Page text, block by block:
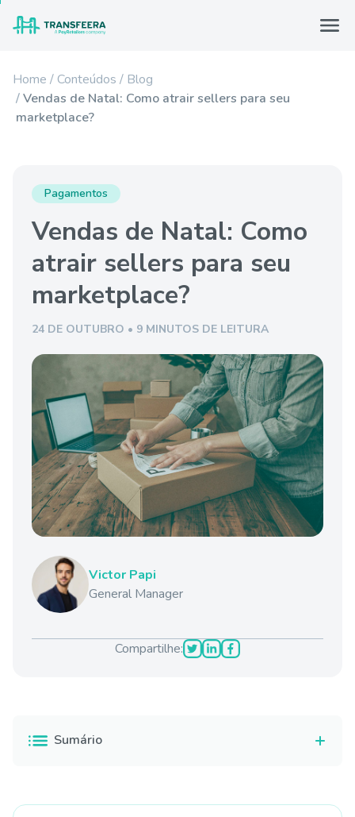
Home Conteúdos
Blog
Vendas de Natal: Como atrair sellers para seu
marketplace?
Pagamentos
Vendas de Natal: Como
atrair sellers para seu
marketplace?
24 DE OUTUBRO • 9 MINUTOS DE LEITURA
Victor Papi
General Manager
Compartilhe:
Sumário